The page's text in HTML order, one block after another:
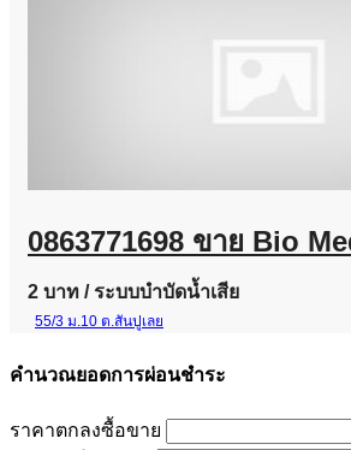
2 บาท / ระบบบำบัดน้ำเสีย
55/3 ม.10 ต.สันปูเลย
คำนวณยอดการผ่อนชำระ
ราคาตกลงซื้อขาย